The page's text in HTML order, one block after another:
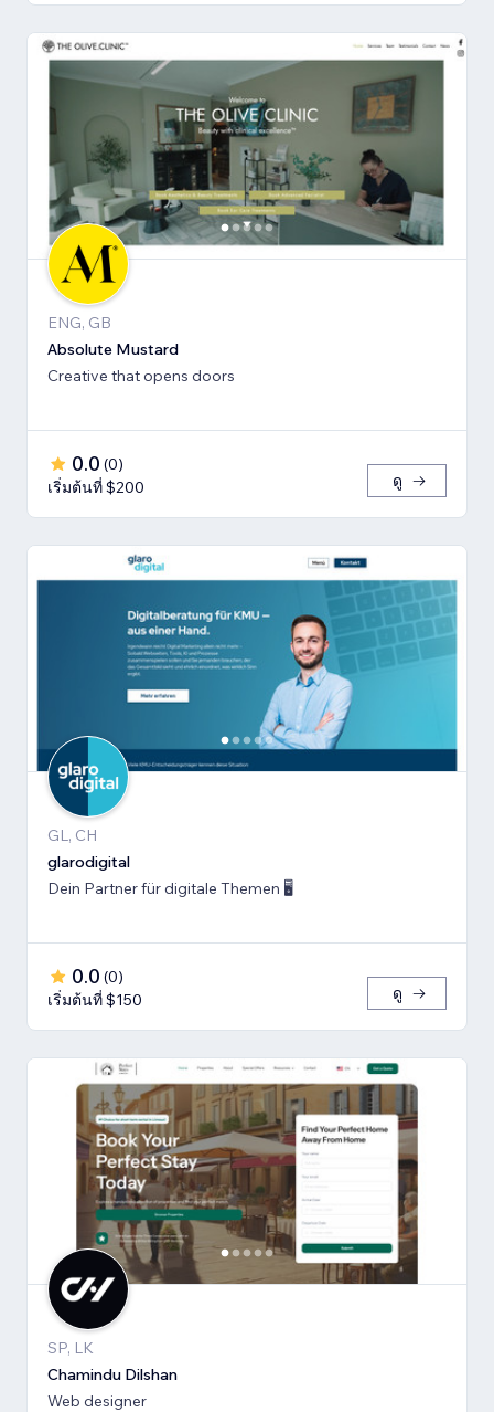
ENG, GB
Absolute Mustard
Creative that opens doors
0.0 (0)
เริ่มต้นที่ $200
ดู
GL, CH
glarodigital
Dein Partner für digitale Themen 🖥️
0.0 (0)
เริ่มต้นที่ $150
ดู
SP, LK
Chamindu Dilshan
Web designer